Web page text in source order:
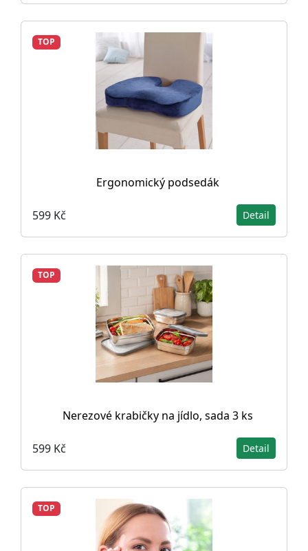
TOP
Ergonomický podsedák
599 Kč Detail
TOP
Nerezové krabičky na jídlo, sada 3 ks
599 Kč Detail
TOP